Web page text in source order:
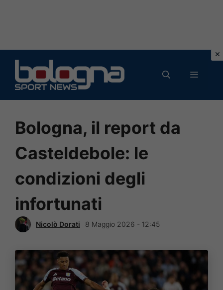
contenuto
MENU
Bologna, il report da
Casteldebole: le
condizioni degli
infortunati
Nicolò Dorati 8 Maggio 2026 - 12:45